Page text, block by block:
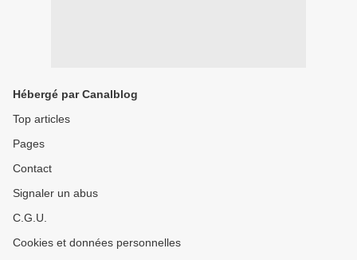
Hébergé par Canalblog
Top articles
Pages
Contact
Signaler un abus
C.G.U.
Cookies et données personnelles